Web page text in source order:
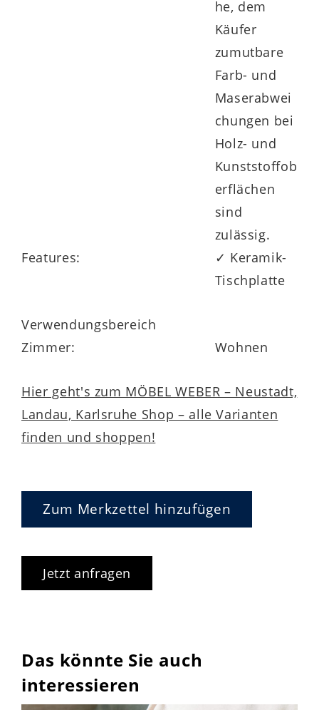
he, dem
Käufer
zumutbare
Farb- und
Maserabwei
chungen bei
Holz- und
Kunststoffob
erflächen
sind
zulässig.
Features:
✓ Keramik-
Tischplatte
Verwendungsbereich
Zimmer:
Wohnen
Hier geht's zum MÖBEL WEBER – Neustadt,
Landau, Karlsruhe Shop – alle Varianten
finden und shoppen!
Zum Merkzettel hinzufügen
Jetzt anfragen
Das könnte Sie auch
interessieren